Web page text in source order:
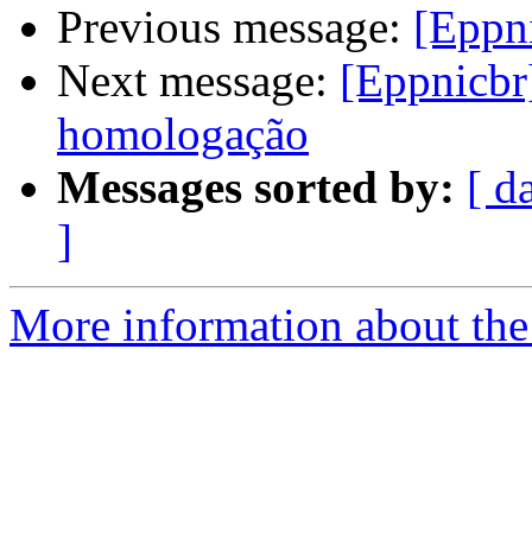
Previous message:
Next message:
homologação
Messages sorted by: [
]
More information about